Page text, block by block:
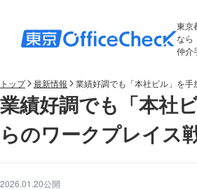
東京
なら
仲介
トップ 最新情報 業績好調でも「本社ビル」を
業績好調でも「本社
らのワークプレイス
2026.01.20公開